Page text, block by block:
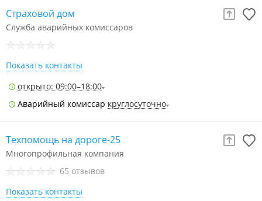
Страховой дом
Служба аварийных комиссаров
Показать контакты
открыто: 09:00–18:00
Аварийный комиссар круглосуточно
Техпомощь на дороге-25
Многопрофильная компания
65 отзывов
Показать контакты